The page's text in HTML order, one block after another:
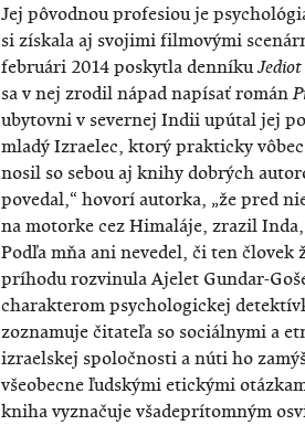
Jej pôvodnou profesiou je
si získala aj svojimi filmovými
februári 2014 poskytla denníku
sa v nej zrodil nápad napísať román
ubytovni v severnej Indii upútal jej
mladý Izraelec, ktorý prakticky
nosil so sebou aj knihy dobrých
povedal,“ hovorí autorka, „že pred
na motorke cez Himaláje, zrazil
Podľa mňa ani nevedel, či ten človek
príhodu rozvinula Ajelet Gundar-
charakterom psychologickej
zoznamuje čitateľa so sociálnymi a
izraelskej spoločnosti a núti ho
všeobecne ľudskými etickými
kniha vyznačuje všadeprítomným